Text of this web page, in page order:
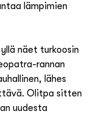
lämpimien
näet turkoosin
rannan
lähes
Olitpa sitten
uudesta